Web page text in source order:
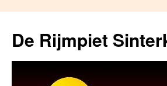
content
De Rijmpiet